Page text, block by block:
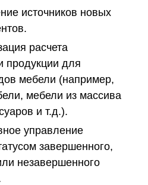
источников новых
расчета
продукции для
мебели (например,
мебели из массива
и т.д.).
управление
завершенного,
незавершенного